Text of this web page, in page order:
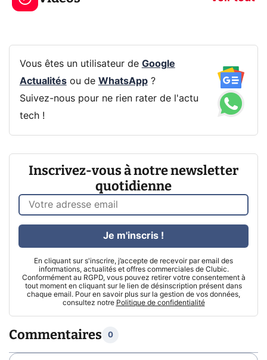
Vous êtes un utilisateur de Google
Actualitésou de WhatsApp?
Suivez-nous pour ne rien rater de l'actu
tech !
Inscrivez-vous à notre newsletter
quotidienne
En cliquant sur s'inscrire, j’accepte de recevoir par email des
informations, actualités et offres commerciales de Clubic.
Conformément au RGPD, vous pouvez retirer votre consentement à
tout moment en cliquant sur le lien de désinscription présent dans
chaque email. Pour en savoir plus sur la gestion de vos données,
consultez notre Politique de confidentialité
Je m'inscris !
Commentaires 0